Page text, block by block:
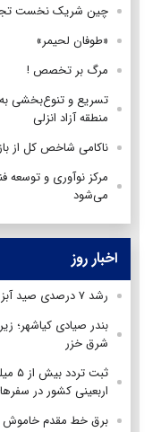
چین شریک نخست
«طوفان لحیمر»
مرگ بر تخصص !
تسریع و تنوع‌بخشی به
منطقه آزاد انزلی
ناکامی شاخص کل از بازپس‌گیری
مرکز نوآوری و توسعه
می‌شود
اخبار روز
رشد ۷ درصدی صید آبزیان کشور در سال ۱۴۰۴
بندر صیادی کیاشهر؛
شرق خزر
اربعینی کشور در
برق خط مقدم